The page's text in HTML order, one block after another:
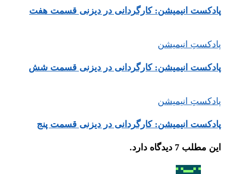
پادکست انیمیشن: کارگردانی در دیزنی قسمت هفت
پادکستِ انیمیشن
پادکست انیمیشن: کارگردانی در دیزنی قسمت شش
پادکستِ انیمیشن
پادکست انیمیشن: کارگردانی در دیزنی قسمت پنج
این مطلب 7 دیدگاه دارد.